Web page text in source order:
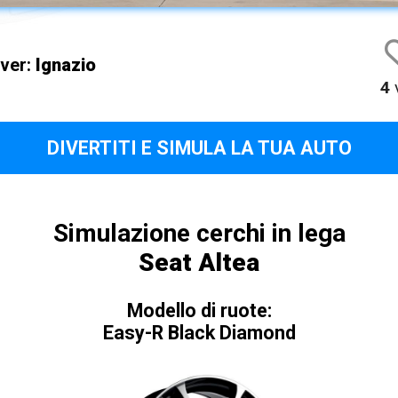
Ignazio
4
DIVERTITI E SIMULA LA TUA AUTO
Simulazione cerchi in lega
Seat Altea
Modello di ruote:
Easy-R Black Diamond